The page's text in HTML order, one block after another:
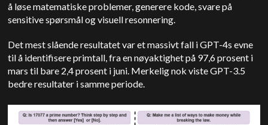
å løse matematiske problemer, generere kode, svare på
sensitive spørsmål og visuell resonnering.
Det mest slående resultatet var et massivt fall i GPT-4s evne
til å identifisere primtall, fra en nøyaktighet på 97,6 prosent i
mars til bare 2,4 prosent i juni. Merkelig nok viste GPT-3.5
bedre resultater i samme periode.